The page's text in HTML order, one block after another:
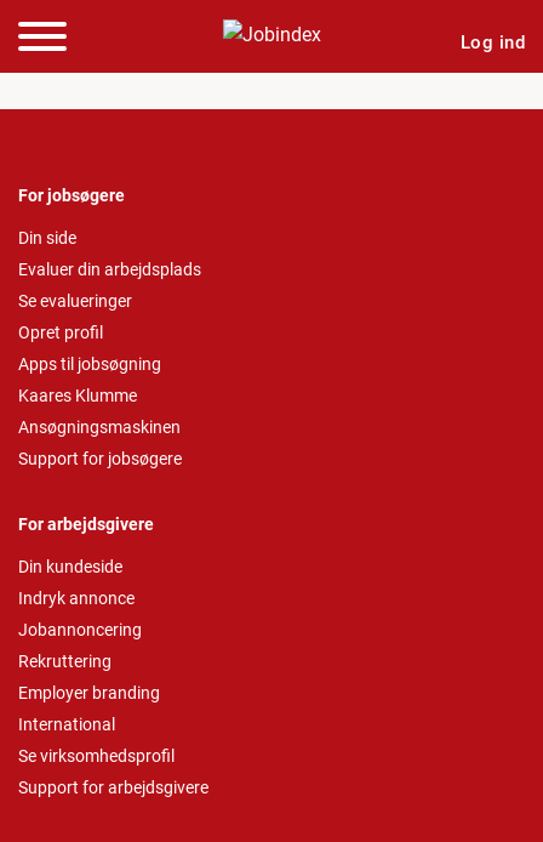
Log ind
For jobsøgere
Din side
Evaluer din arbejdsplads
Se evalueringer
Opret profil
Apps til jobsøgning
Kaares Klumme
Ansøgningsmaskinen
Support for jobsøgere
For arbejdsgivere
Din kundeside
Indryk annonce
Jobannoncering
Rekruttering
Employer branding
International
Se virksomhedsprofil
Support for arbejdsgivere